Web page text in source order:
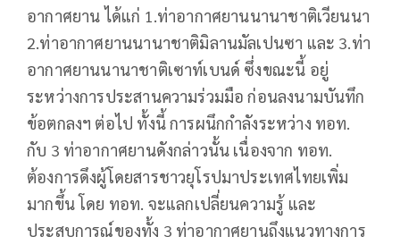
อากาศยาน ได้แก่ 1.ท่าอากาศยานนานาชาติเวียนนา
2.ท่าอากาศยานนานาชาติมิลานมัลเปนซา และ 3.ท่า
อากาศยานนานาชาติเซาท์เบนด์ ซึ่งขณะนี้ อยู่
ระหว่างการประสานความร่วมมือ ก่อนลงนามบันทึก
ข้อตกลงฯ ต่อไป ทั้งนี้ การผนึกกำลังระหว่าง ทอท.
กับ 3 ท่าอากาศยานดังกล่าวนั้น เนื่องจาก ทอท.
ต้องการดึงผู้โดยสารชาวยุโรปมาประเทศไทยเพิ่ม
มากขึ้น โดย ทอท. จะแลกเปลี่ยนความรู้ และ
ประสบการณ์ของทั้ง 3 ท่าอากาศยานถึงแนวทางการ